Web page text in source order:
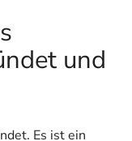
und
Es ist ein